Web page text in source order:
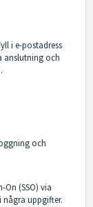
i e-postadress
anslutning och
och
(SSO) via
några uppgifter.